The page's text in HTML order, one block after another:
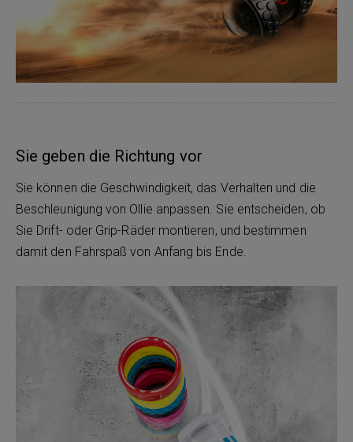
Sie geben die Richtung vor
Sie können die Geschwindigkeit, das Verhalten und die
Beschleunigung von Ollie anpassen. Sie entscheiden, ob
Sie Drift- oder Grip-Räder montieren, und bestimmen
damit den Fahrspaß von Anfang bis Ende.